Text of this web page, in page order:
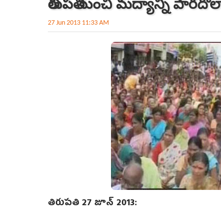
తిరుపతి నుంచి మద్యాన్ని
27 Jun 2013 11:33 AM
తిరుపతి 27 జూన్ 2013: